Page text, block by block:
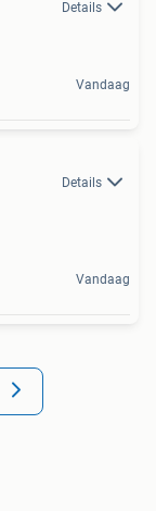
Details
Vandaag
Details
Vandaag